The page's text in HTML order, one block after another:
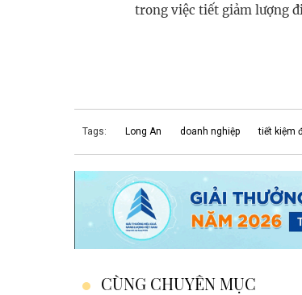
trong việc tiết giảm lượng
Tags: Long An doanh nghiệp tiết kiệm
CÙNG CHUYÊN MỤC